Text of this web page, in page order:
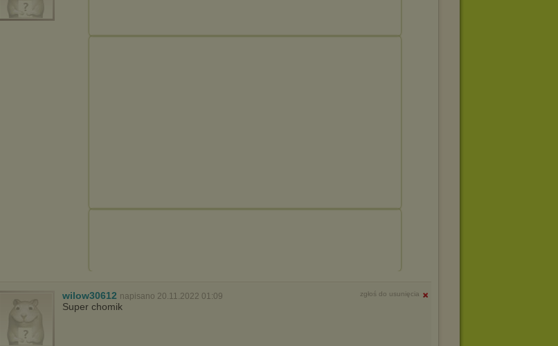
wilow30612 napisano 20.11.2022 01:09 zgłoś do usunięcia
Super chomik